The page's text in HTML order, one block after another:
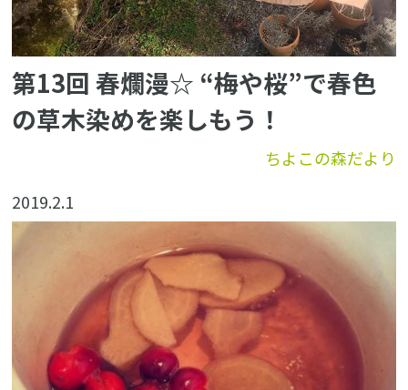
ちよこの森だより
第13回 春爛漫☆ “梅や桜”で春色
の草木染めを楽しもう！
2019.2.1